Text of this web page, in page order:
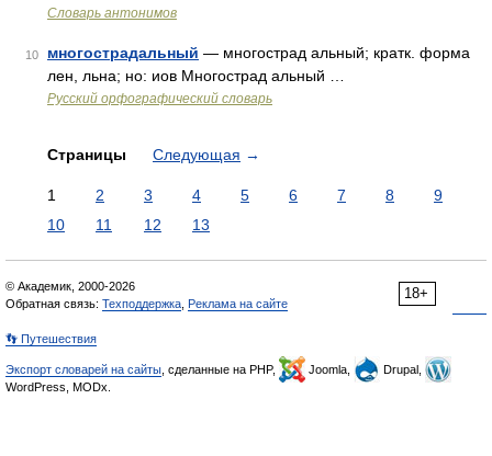
Словарь антонимов
10 многострадальный — многострад альный; кратк. форма
лен, льна; но: иов Многострад альный …
Русский орфографический словарь
Страницы Следующая →
1 2 3 4 5 6 7 8
9
10
11 12 13
18+
© Академик, 2000-2026
Обратная связь: Техподдержка Реклама на сайте
👣 Путешествия
Экспорт словарей на сайты , сделанные на PHP, Joomla,
Drupal,
WordPress, MODx.